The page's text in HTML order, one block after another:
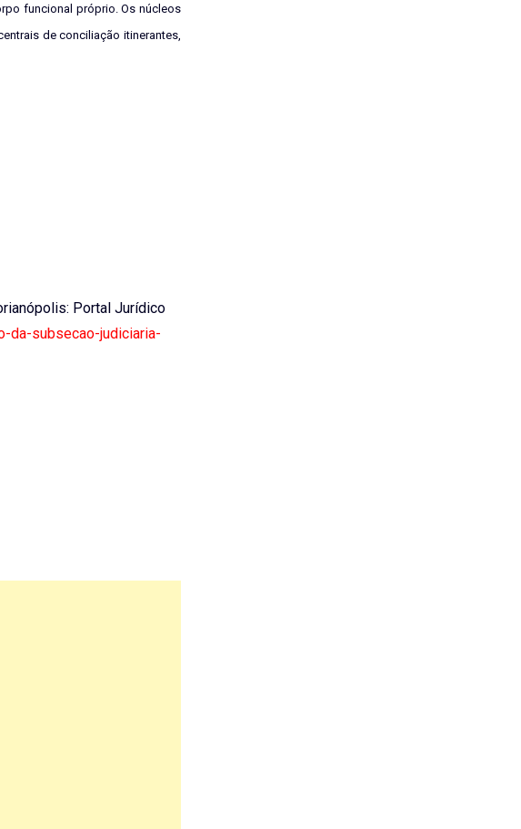
funcional próprio. Os núcleos
de conciliação itinerantes,
Portal Jurídico
da-subsecao-judiciaria-